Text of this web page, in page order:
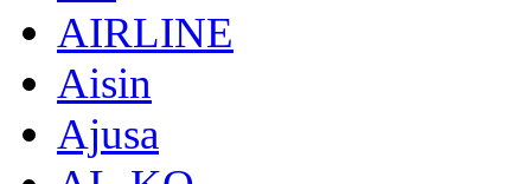
AIRLINE
Aisin
Ajusa